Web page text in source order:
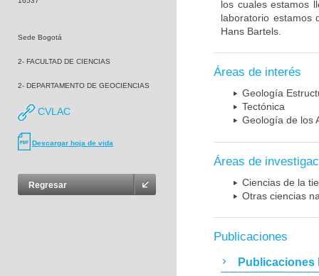
Sede Bogotá
2- FACULTAD DE CIENCIAS
2- DEPARTAMENTO DE GEOCIENCIAS
CVLAC
Descargar hoja de vida
Regresar
los cuales estamos
laboratorio estamos
Hans Bartels.
Áreas de interés
Geología
Tectónica
Geología de los
Áreas de
Ciencias de la
Otras ciencias
Publicaciones
Publicaciones